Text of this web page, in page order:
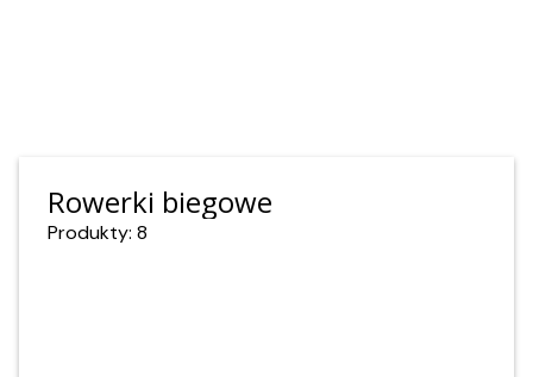
Rowerki biegowe
Produkty: 8